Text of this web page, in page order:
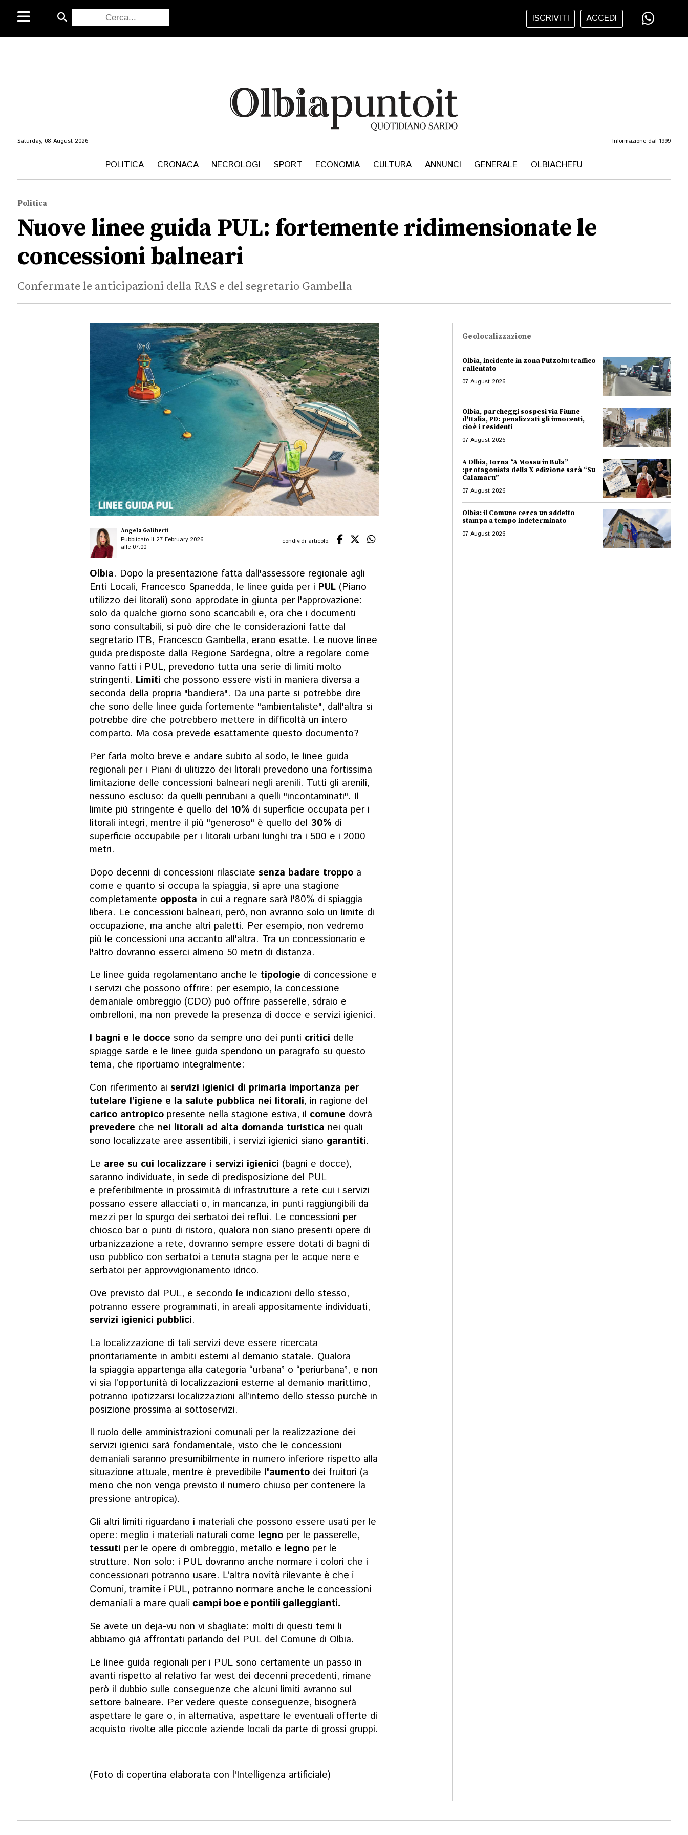
ISCRIVITI ACCEDI
Saturday, 08 August 2026 Informazione dal 1999
POLITICA CRONACA NECROLOGI SPORT ECONOMIA CULTURA ANNUNCI GENERALE OLBIACHEFU
Politica
Nuove linee guida PUL: fortemente ridimensionate le
concessioni balneari
Confermate le anticipazioni della RAS e del segretario Gambella
Angela Galiberti
Pubblicato il 27 February 2026
alle 07:00
condividi articolo:
Olbia. Dopo la presentazione fatta dall'assessore regionale agli
Enti Locali, Francesco Spanedda, le linee guida per i PUL (Piano
utilizzo dei litorali) sono approdate in giunta per l'approvazione:
solo da qualche giorno sono scaricabili e, ora che i documenti
sono consultabili, si può dire che le considerazioni fatte dal
segretario ITB, Francesco Gambella, erano esatte. Le nuove linee
guida predisposte dalla Regione Sardegna, oltre a regolare come
vanno fatti i PUL, prevedono tutta una serie di limiti molto
stringenti. Limiti che possono essere visti in maniera diversa a
seconda della propria "bandiera". Da una parte si potrebbe dire
che sono delle linee guida fortemente "ambientaliste", dall'altra si
potrebbe dire che potrebbero mettere in difficoltà un intero
comparto. Ma cosa prevede esattamente questo documento?
Per farla molto breve e andare subito al sodo, le linee guida
regionali per i Piani di ulitizzo dei litorali prevedono una fortissima
limitazione delle concessioni balneari negli arenili. Tutti gli arenili,
nessuno escluso: da quelli perirubani a quelli "incontaminati". Il
limite più stringente è quello del 10% di superficie occupata per i
litorali integri, mentre il più "generoso" è quello del 30% di
superficie occupabile per i litorali urbani lunghi tra i 500 e i 2000
metri.
Dopo decenni di concessioni rilasciatesenza badare troppo a
come e quanto si occupa la spiaggia, si apre una stagione
completamente opposta in cui a regnare sarà l'80% di spiaggia
libera. Le concessioni balneari, però, non avranno solo un limite di
occupazione, ma anche altri paletti. Per esempio, non vedremo
più le concessioni una accanto all'altra. Tra un concessionario e
l'altro dovranno esserci almeno 50 metri di distanza.
Le linee guida regolamentano anche le tipologie di concessione e
i servizi che possono offrire: per esempio, la concessione
demaniale ombreggio (CDO) può offrire passerelle, sdraio e
ombrelloni, ma non prevede la presenza di docce e servizi igienici.
I bagni e le docce sono da sempre uno dei punti critici delle
spiagge sarde e le linee guida spendono un paragrafo su questo
tema, che riportiamo integralmente:
Con riferimento aiservizi igienici di primaria importanza per
tutelare l’igiene e la salute pubblica nei litorali, in ragione del
carico antropico presente nella stagione estiva, il comune dovrà
prevedere che nei litorali ad alta domanda turistica nei quali
sono localizzate aree assentibili, i servizi igienici siano garantiti.
Le aree su cui localizzare i servizi igienici (bagni e docce),
saranno individuate, in sede di predisposizione del PUL
e preferibilmente in prossimità di infrastrutture a rete cui i servizi
possano essere allacciati o, in mancanza, in punti raggiungibili da
mezzi per lo spurgo dei serbatoi dei reflui. Le concessioni per
chiosco bar o punti di ristoro, qualora non siano presenti opere di
urbanizzazione a rete, dovranno sempre essere dotati di bagni di
uso pubblico con serbatoi a tenuta stagna per le acque nere e
serbatoi per approvvigionamento idrico.
Ove previsto dal PUL, e secondo le indicazioni dello stesso,
potranno essere programmati, in areali appositamente individuati,
servizi igienici pubblici.
La localizzazione di tali servizi deve essere ricercata
prioritariamente in ambiti esterni al demanio statale. Qualora
la spiaggia appartenga alla categoria “urbana” o “periurbana”, e non
vi sia l’opportunità di localizzazioni esterne al demanio marittimo,
potranno ipotizzarsi localizzazioni all’interno dello stesso purché in
posizione prossima ai sottoservizi.
Il ruolo delle amministrazioni comunali per la realizzazione dei
servizi igienici sarà fondamentale, visto che le concessioni
demaniali saranno presumibilmente in numero inferiore rispetto alla
situazione attuale, mentre è prevedibile l'aumento dei fruitori (a
meno che non venga previsto il numero chiuso per contenere la
pressione antropica).
Gli altri limiti riguardano i materiali che possono essere usati per le
opere: meglio i materiali naturali come legno per le passerelle,
tessuti per le opere di ombreggio, metallo e legno per le
strutture. Non solo: i PUL dovranno anche normare i colori che i
concessionari potranno usare. L'altra novità rilevante è che i
Comuni, tramite i PUL, potranno normare anche le concessioni
demaniali a mare qualicampi boe e pontili galleggianti.
Se avete un deja-vu non vi sbagliate: molti di questi temi li
abbiamo già affrontati parlando del PUL del Comune di Olbia.
Le linee guida regionali per i PUL sono certamente un passo in
avanti rispetto al relativo far west dei decenni precedenti, rimane
però il dubbio sulle conseguenze che alcuni limiti avranno sul
settore balneare. Per vedere queste conseguenze, bisognerà
aspettare le gare o, in alternativa, aspettare le eventuali offerte di
acquisto rivolte alle piccole aziende locali da parte di grossi gruppi.
(Foto di copertina elaborata con l'Intelligenza artificiale)
Geolocalizzazione
Olbia, incidente in zona Putzolu: traffico
rallentato
07 August 2026
Olbia, parcheggi sospesi via Fiume
d'Italia, PD: penalizzati gli innocenti,
cioè i residenti
07 August 2026
A Olbia, torna “A Mossu in Bula”
:protagonista della X edizione sarà “Su
Calamaru”
07 August 2026
Olbia: il Comune cerca un addetto
stampa a tempo indeterminato
07 August 2026